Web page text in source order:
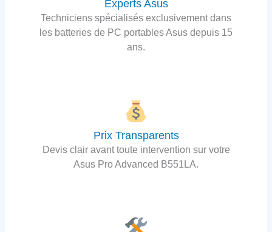
Experts Asus
Techniciens spécialisés exclusivement dans
les batteries de PC portables Asus depuis 15
ans.
Prix Transparents
Devis clair avant toute intervention sur votre
Asus Pro Advanced B551LA.